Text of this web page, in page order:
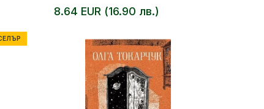
8.64 EUR (16.90 лв.)